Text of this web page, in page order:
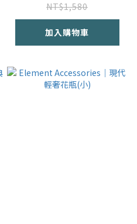
NT$1,580
加入購物車